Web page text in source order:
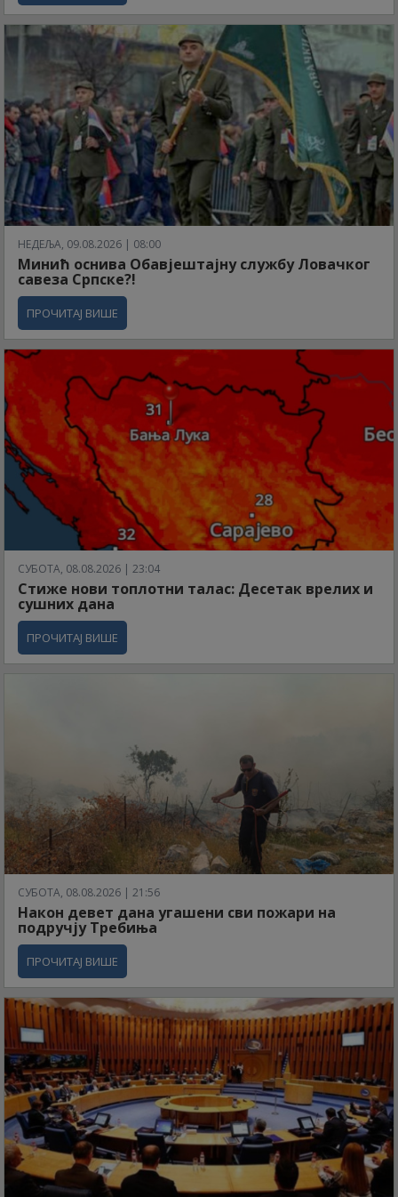
НЕДЕЉА, 09.08.2026 | 08:00
Минић оснива Обавјештајну службу Ловачког
савеза Српске?!
ПРОЧИТАЈ ВИШЕ
СУБОТА, 08.08.2026 | 23:04
Стиже нови топлотни талас: Десетак врелих и
сушних дана
ПРОЧИТАЈ ВИШЕ
СУБОТА, 08.08.2026 | 21:56
Након девет дана угашени сви пожари на
подручју Требиња
ПРОЧИТАЈ ВИШЕ